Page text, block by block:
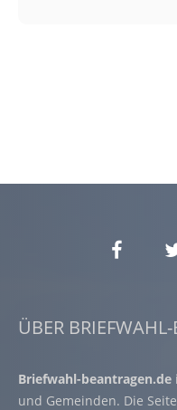
ÜBER
Briefwahl-beantragen.de
und Gemeinden. Die